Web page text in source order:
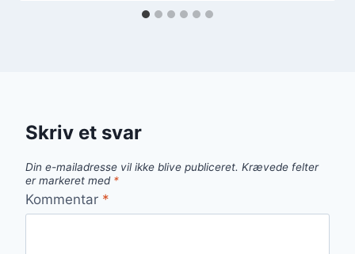
Skriv et svar
Din e-mailadresse vil ikke blive publiceret. Krævede felter
er markeret med *
Kommentar *